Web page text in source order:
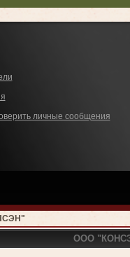
личные сообщения
ООО